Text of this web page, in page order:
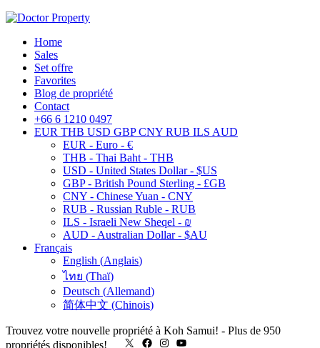
Home
Sales
Set offre
Favorites
Blog de propriété
Contact
+66 6 1210 0497
EUR THB USD GBP CNY RUB ILS AUD
EUR - Euro - €
THB - Thai Baht - THB
USD - United States Dollar - $US
GBP - British Pound Sterling - £GB
CNY - Chinese Yuan - CNY
RUB - Russian Ruble - RUB
ILS - Israeli New Sheqel - ₪
AUD - Australian Dollar - $AU
Français
English (Anglais)
ไทย (Thaï)
Deutsch (Allemand)
简体中文 (Chinois)
Trouvez votre nouvelle propriété à Koh Samui! - Plus de 950
propriétés disponibles!
X FacebookInstagram